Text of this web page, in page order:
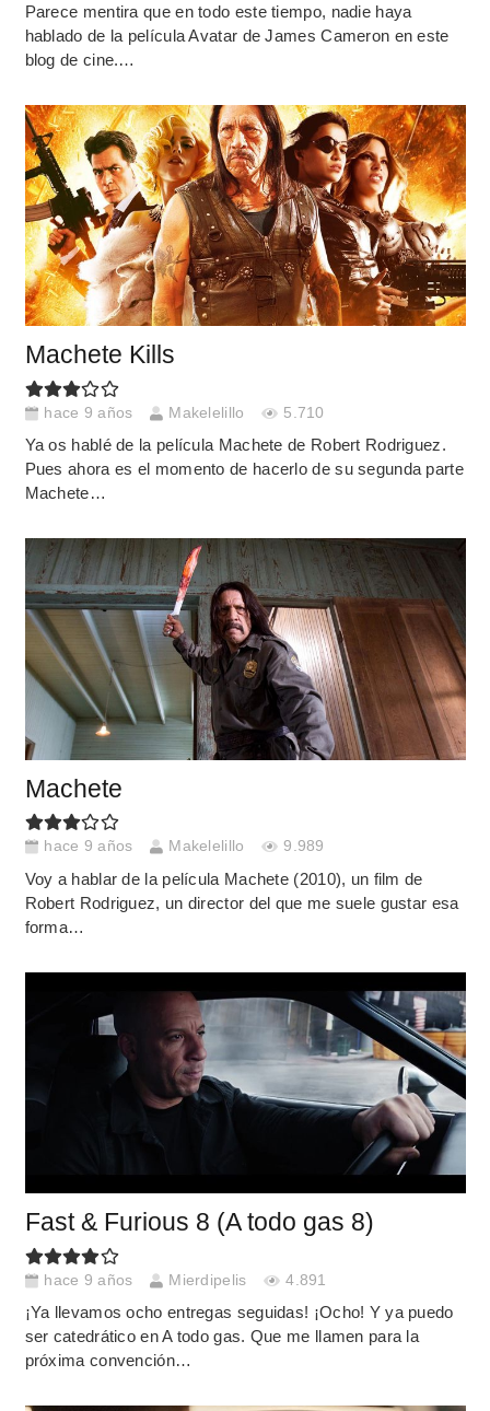
Parece mentira que en todo este tiempo, nadie haya
hablado de la película Avatar de James Cameron en este
blog de cine.…
Machete Kills
hace 9 años Makelelillo 5.710
Ya os hablé de la película Machete de Robert Rodriguez.
Pues ahora es el momento de hacerlo de su segunda parte
Machete…
Machete
hace 9 años Makelelillo 9.989
Voy a hablar de la película Machete (2010), un film de
Robert Rodriguez, un director del que me suele gustar esa
forma…
Fast & Furious 8 (A todo gas 8)
hace 9 años Mierdipelis 4.891
¡Ya llevamos ocho entregas seguidas! ¡Ocho! Y ya puedo
ser catedrático en A todo gas. Que me llamen para la
próxima convención…